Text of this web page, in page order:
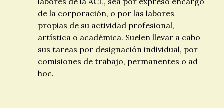
de la corporación, o por las labores
propias de su actividad profesional,
artística o académica. Suelen llevar a cabo
sus tareas por designación individual, por
comisiones de trabajo, permanentes o ad
hoc.